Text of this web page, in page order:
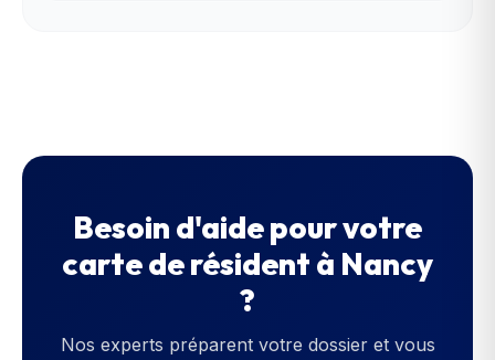
Besoin d'aide pour votre
carte de résident à Nancy
?
Nos experts préparent votre dossier et vous